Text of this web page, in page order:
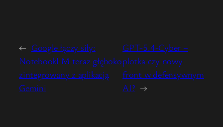
← Google łączy siły:
NotebookLM teraz głęboko
zintegrowany z aplikacją
Gemini
GPT-5.4-Cyber –
plotka czy nowy
front w defensywnym
AI? →